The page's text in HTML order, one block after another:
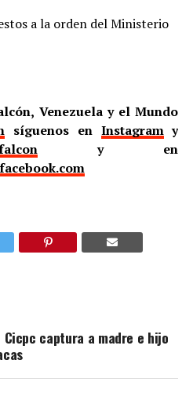
a la orden del Ministerio
Venezuela y el Mundo
síguenos en Instagramy
y en
captura a madre e hijo